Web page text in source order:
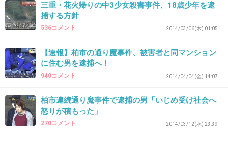
38. 匿名2014/06/03(火) 17:04:42
娘がいるから、こういう事件は本当に許せな
39. 匿名2014/06/03(火) 17:05:07
迷宮入りしなくてよかった。
三重・花火帰りの中3少女殺害事件、18歳少年を逮
捕する方針
536コメント 2014/03/06(木) 01:05
【速報】柏市の通り魔事件、被害者と同マンション
に住む男を逮捕へ！
940コメント 2014/04/04(金) 14:07
柏市連続通り魔事件で逮捕の男「いじめ受け社会へ
怒りが積もった」
270コメント 2014/03/12(水) 23:39